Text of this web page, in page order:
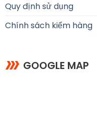
Quy định sử dụng
Chính sách kiểm hàng
GOOGLE MAP